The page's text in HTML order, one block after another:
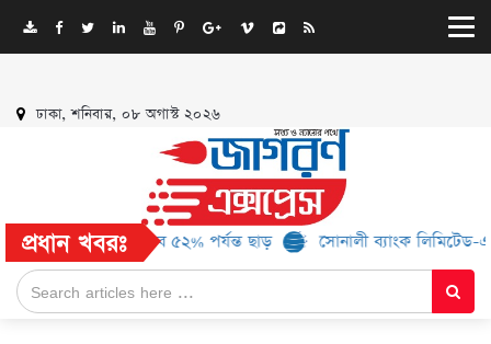
ঢাকা, শনিবার, ০৮ অগাস্ট ২০২৬
প্রধান খবরঃ
মিলবে ৫২% পর্যন্ত ছাড় সোনালী ব্যাংক লিমিটেড-এর ‘কৃষক